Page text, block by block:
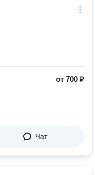
от 700 ₽
Чат